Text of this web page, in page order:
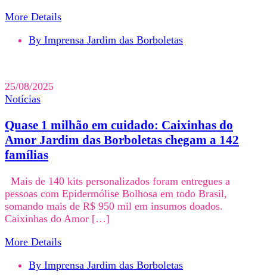
More Details
By Imprensa Jardim das Borboletas
25/08/2025
Notícias
Quase 1 milhão em cuidado: Caixinhas do
Amor Jardim das Borboletas chegam a 142
famílias
Mais de 140 kits personalizados foram entregues a
pessoas com Epidermólise Bolhosa em todo Brasil,
somando mais de R$ 950 mil em insumos doados.
Caixinhas do Amor […]
More Details
By Imprensa Jardim das Borboletas